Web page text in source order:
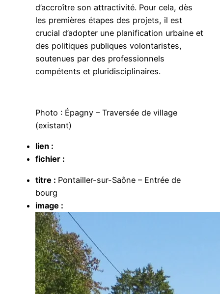
d’accroître son attractivité. Pour cela, dès
les premières étapes des projets, il est
crucial d’adopter une planification urbaine et
des politiques publiques volontaristes,
soutenues par des professionnels
compétents et pluridisciplinaires.
Photo : Épagny – Traversée de village
(existant)
lien :
fichier :
titre : Pontailler-sur-Saône – Entrée de
bourg
image :